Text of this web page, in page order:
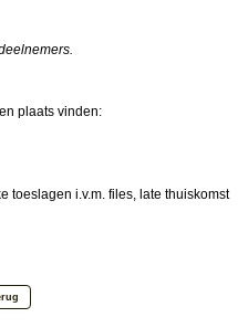
plaats vinden:
toeslagen i.v.m. files, late thuiskomst